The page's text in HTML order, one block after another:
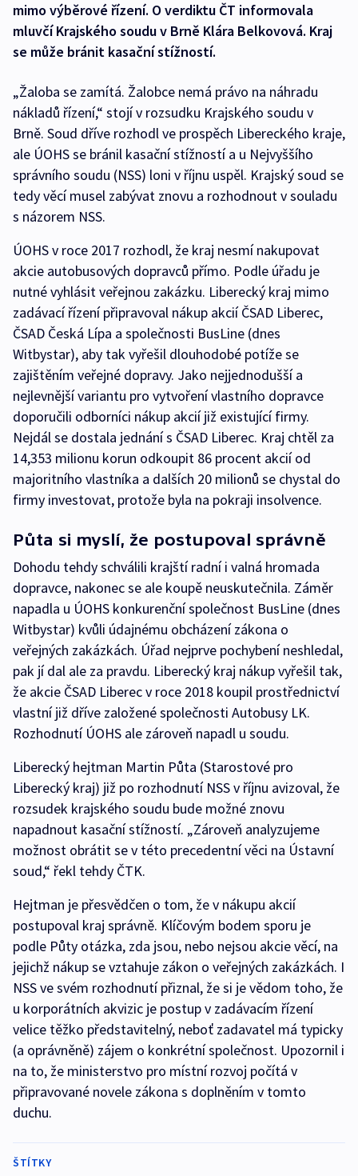
mimo výběrové řízení. O verdiktu ČT informovala
mluvčí Krajského soudu v Brně Klára Belkovová. Kraj
se může bránit kasační stížností.
„Žaloba se zamítá. Žalobce nemá právo na náhradu
nákladů řízení,“ stojí v rozsudku Krajského soudu v
Brně. Soud dříve rozhodl ve prospěch Libereckého kraje,
ale ÚOHS se bránil kasační stížností a u Nejvyššího
správního soudu (NSS) loni v říjnu uspěl. Krajský soud se
tedy věcí musel zabývat znovu a rozhodnout v souladu
s názorem NSS.
ÚOHS v roce 2017 rozhodl, že kraj nesmí nakupovat
akcie autobusových dopravců přímo. Podle úřadu je
nutné vyhlásit veřejnou zakázku. Liberecký kraj mimo
zadávací řízení připravoval nákup akcií ČSAD Liberec,
ČSAD Česká Lípa a společnosti BusLine (dnes
Witbystar), aby tak vyřešil dlouhodobé potíže se
zajištěním veřejné dopravy. Jako nejjednodušší a
nejlevnější variantu pro vytvoření vlastního dopravce
doporučili odborníci nákup akcií již existující firmy.
Nejdál se dostala jednání s ČSAD Liberec. Kraj chtěl za
14,353 milionu korun odkoupit 86 procent akcií od
majoritního vlastníka a dalších 20 milionů se chystal do
firmy investovat, protože byla na pokraji insolvence.
Půta si myslí, že postupoval správně
Dohodu tehdy schválili krajští radní i valná hromada
dopravce, nakonec se ale koupě neuskutečnila. Záměr
napadla u ÚOHS konkurenční společnost BusLine (dnes
Witbystar) kvůli údajnému obcházení zákona o
veřejných zakázkách. Úřad nejprve pochybení neshledal,
pak jí dal ale za pravdu. Liberecký kraj nákup vyřešil tak,
že akcie ČSAD Liberec v roce 2018 koupil prostřednictví
vlastní již dříve založené společnosti Autobusy LK.
Rozhodnutí ÚOHS ale zároveň napadl u soudu.
Liberecký hejtman Martin Půta (Starostové pro
Liberecký kraj) již po rozhodnutí NSS v říjnu avizoval, že
rozsudek krajského soudu bude možné znovu
napadnout kasační stížností. „Zároveň analyzujeme
možnost obrátit se v této precedentní věci na Ústavní
soud,“ řekl tehdy ČTK.
Hejtman je přesvědčen o tom, že v nákupu akcií
postupoval kraj správně. Klíčovým bodem sporu je
podle Půty otázka, zda jsou, nebo nejsou akcie věcí, na
jejichž nákup se vztahuje zákon o veřejných zakázkách. I
NSS ve svém rozhodnutí přiznal, že si je vědom toho, že
u korporátních akvizic je postup v zadávacím řízení
velice těžko představitelný, neboť zadavatel má typicky
(a oprávněně) zájem o konkrétní společnost. Upozornil i
na to, že ministerstvo pro místní rozvoj počítá v
připravované novele zákona s doplněním v tomto
duchu.
ŠTÍTKY